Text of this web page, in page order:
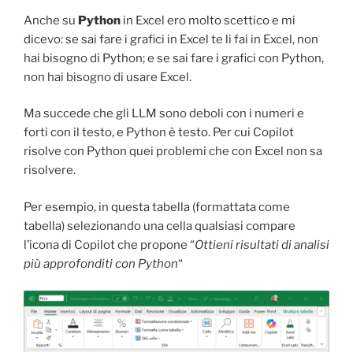
Anche su Python in Excel ero molto scettico e mi
dicevo: se sai fare i grafici in Excel te li fai in Excel, non
hai bisogno di Python; e se sai fare i grafici con Python,
non hai bisogno di usare Excel.
Ma succede che gli LLM sono deboli con i numeri e
forti con il testo, e Python è testo. Per cui Copilot
risolve con Python quei problemi che con Excel non sa
risolvere.
Per esempio, in questa tabella (formattata come
tabella) selezionando una cella qualsiasi compare
l’icona di Copilot che propone “Ottieni risultati di analisi
più approfonditi con Python“